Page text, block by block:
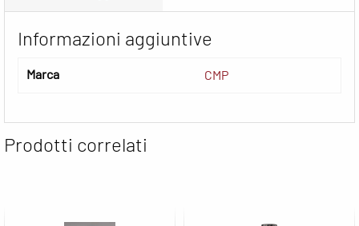
Informazioni aggiuntive
Marca CMP
Prodotti correlati